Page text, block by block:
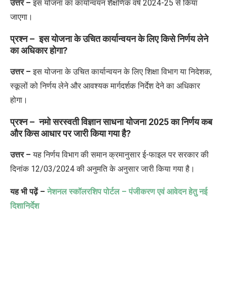
उत्तर – इस योजना का कार्यान्वयन शैक्षणिक वर्ष 2024-25 से किया
जाएगा।
प्रश्न – इस योजना के उचित कार्यान्वयन के लिए किसे निर्णय लेने
का अधिकार होगा?
उत्तर – इस योजना के उचित कार्यान्वयन के लिए शिक्षा विभाग या निदेशक,
स्कूलों को निर्णय लेने और आवश्यक मार्गदर्शक निर्देश देने का अधिकार
होगा।
प्रश्न – नमो सरस्वती विज्ञान साधना योजना 2025 का निर्णय कब
और किस आधार पर जारी किया गया है?
उत्तर – यह निर्णय विभाग की समान क्रमानुसार ई-फाइल पर सरकार की
दिनांक 12/03/2024 की अनुमति के अनुसार जारी किया गया है।
यह भी पढ़ें – नेशनल स्कॉलरशिप पोर्टल – पंजीकरण एवं आवेदन हेतु नई
दिशानिर्देश